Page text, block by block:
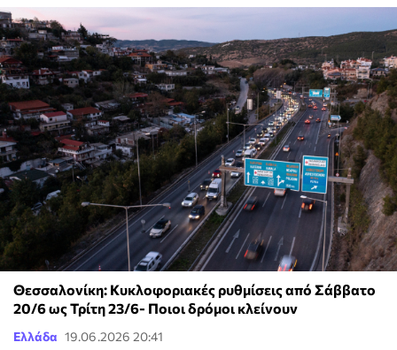
Θεσσαλονίκη: Κυκλοφοριακές ρυθμίσεις από Σάββατο
20/6 ως Τρίτη 23/6- Ποιοι δρόμοι κλείνουν
Ελλάδα 19.06.2026 20:41